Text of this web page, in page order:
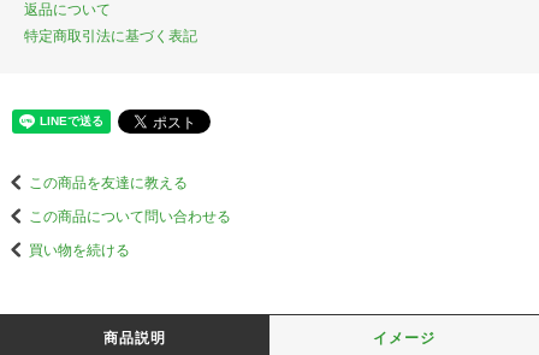
返品について
特定商取引法に基づく表記
この商品を友達に教える
この商品について問い合わせる
買い物を続ける
商品説明 イメージ